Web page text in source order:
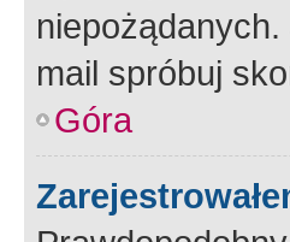
mail spróbuj
Góra